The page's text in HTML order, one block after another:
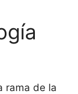
rama de la